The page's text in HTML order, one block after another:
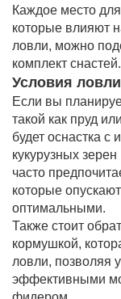
Каждое место
которые влияют
ловли, можно
комплект снастей.
Условия
Если вы
такой как пруд
будет оснастка с
кукурузных
часто
которые
оптимальными.
Также стоит
кормушкой,
ловли, позволяя
эффективными